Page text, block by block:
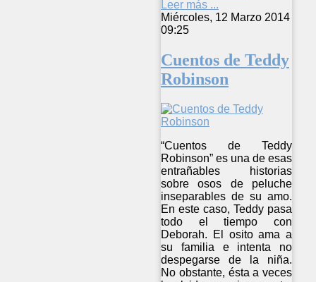
Leer más ...
Miércoles, 12 Marzo 2014
09:25
Cuentos de Teddy
Robinson
“Cuentos de Teddy
Robinson” es una de esas
entrañables historias
sobre osos de peluche
inseparables de su amo.
En este caso, Teddy pasa
todo el tiempo con
Deborah. El osito ama a
su familia e intenta no
despegarse de la niña.
No obstante, ésta a veces